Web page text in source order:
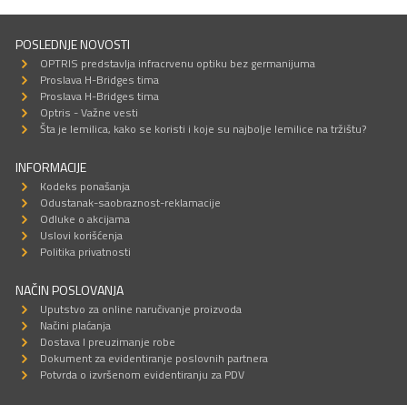
POSLEDNJE NOVOSTI
OPTRIS predstavlja infracrvenu optiku bez germanijuma
Proslava H-Bridges tima
Proslava H-Bridges tima
Optris - Važne vesti
Šta je lemilica, kako se koristi i koje su najbolje lemilice na tržištu?
INFORMACIJE
Kodeks ponašanja
Odustanak-saobraznost-reklamacije
Odluke o akcijama
Uslovi korišćenja
Politika privatnosti
NAČIN POSLOVANJA
Uputstvo za online naručivanje proizvoda
Načini plaćanja
Dostava I preuzimanje robe
Dokument za evidentiranje poslovnih partnera
Potvrda o izvršenom evidentiranju za PDV